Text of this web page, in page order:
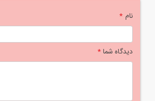
نام*
دیدگاه شما*